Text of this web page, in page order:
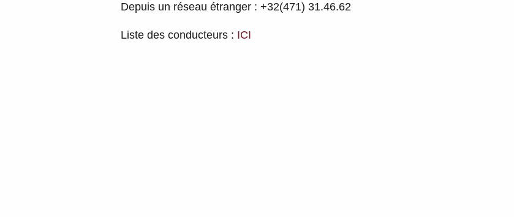
Depuis un réseau étranger : +32(471) 31.46.62
Liste des conducteurs : ICI